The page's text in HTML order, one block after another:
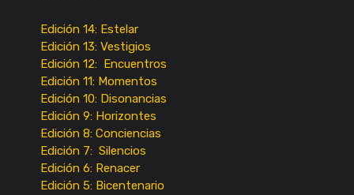
Edición 14: Estelar
Edición 13: Vestigios
Edición 12: Encuentros
Edición 11: Momentos
Edición 10: Disonancias
Edición 9: Horizontes
Edición 8: Conciencias
Edición 7: Silencios
Edición 6: Renacer
Edición 5: Bicentenario